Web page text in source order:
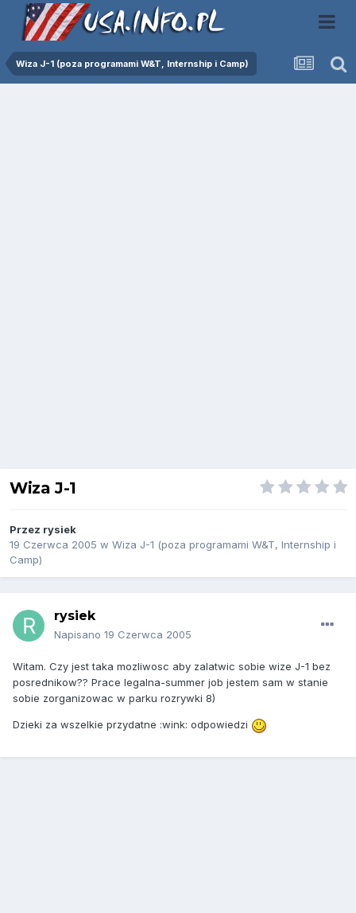
Wiza J-1 (poza programami W&T, Internship i Camp)
Wiza J-1
Przez rysiek
19 Czerwca 2005 w Wiza J-1 (poza programami W&T, Internship i
Camp)
rysiek
Napisano 19 Czerwca 2005
Witam. Czy jest taka mozliwosc aby zalatwic sobie wize J-1 bez
posrednikow?? Prace legalna-summer job jestem sam w stanie
sobie zorganizowac w parku rozrywki 8)
Dzieki za wszelkie przydatne :wink: odpowiedzi